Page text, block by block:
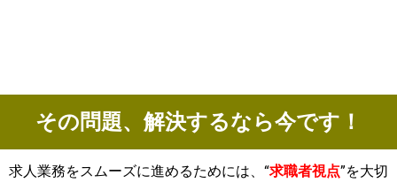
その問題、解決するなら今です！
求人業務をスムーズに進めるためには、“求職者視点”を大切